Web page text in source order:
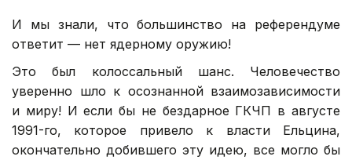
И мы знали, что большинство на референдуме
ответит — нет ядерному оружию!
Это был колоссальный шанс. Человечество
уверенно шло к осознанной взаимозависимости
и миру! И если бы не бездарное ГКЧП в августе
1991-го, которое привело к власти Ельцина,
окончательно добившего эту идею, все могло бы